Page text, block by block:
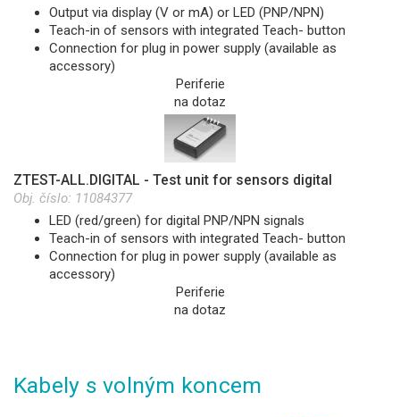
Output via display (V or mA) or LED (PNP/NPN)
Teach-in of sensors with integrated Teach- button
Connection for plug in power supply (available as
accessory)
Periferie
na dotaz
ZTEST-ALL.DIGITAL - Test unit for sensors digital
Obj. číslo: 11084377
LED (red/green) for digital PNP/NPN signals
Teach-in of sensors with integrated Teach- button
Connection for plug in power supply (available as
accessory)
Periferie
na dotaz
Kabely s volným koncem